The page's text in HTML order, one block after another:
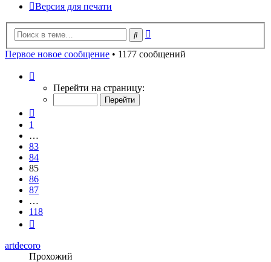
Версия для печати
Поиск
Первое новое сообщение • 1177 сообщений
85
Перейти на страницу:
1
…
83
84
85
86
87
…
118
artdecoro
Прохожий